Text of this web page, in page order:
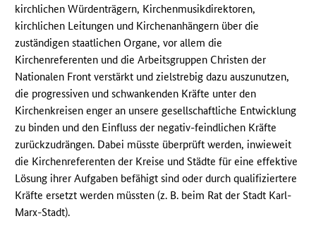
kirchlichen Würdenträgern, Kirchenmusikdirektoren,
kirchlichen Leitungen und Kirchenanhängern über die
zuständigen staatlichen Organe, vor allem die
Kirchenreferenten und die Arbeitsgruppen Christen der
Nationalen Front verstärkt und zielstrebig dazu auszunutzen,
die progressiven und schwankenden Kräfte unter den
Kirchenkreisen enger an unsere gesellschaftliche Entwicklung
zu binden und den Einfluss der negativ-feindlichen Kräfte
zurückzudrängen. Dabei müsste überprüft werden, inwieweit
die Kirchenreferenten der Kreise und Städte für eine effektive
Lösung ihrer Aufgaben befähigt sind oder durch qualifiziertere
Kräfte ersetzt werden müssten (z. B. beim Rat der Stadt Karl-
Marx-Stadt).